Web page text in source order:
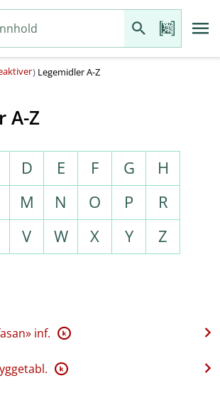
) Legemidler A-Z
A-Z
D E F G
H
M N O P
R
V W X Y Z
inf. K
K